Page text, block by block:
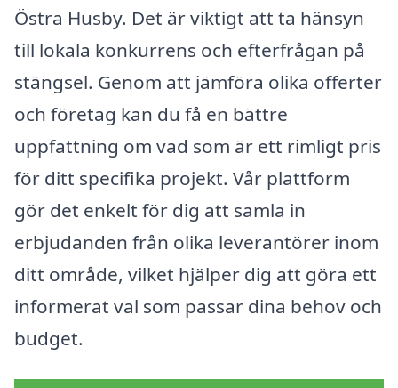
Östra Husby. Det är viktigt att ta hänsyn
till lokala konkurrens och efterfrågan på
stängsel. Genom att jämföra olika offerter
och företag kan du få en bättre
uppfattning om vad som är ett rimligt pris
för ditt specifika projekt. Vår plattform
gör det enkelt för dig att samla in
erbjudanden från olika leverantörer inom
ditt område, vilket hjälper dig att göra ett
informerat val som passar dina behov och
budget.